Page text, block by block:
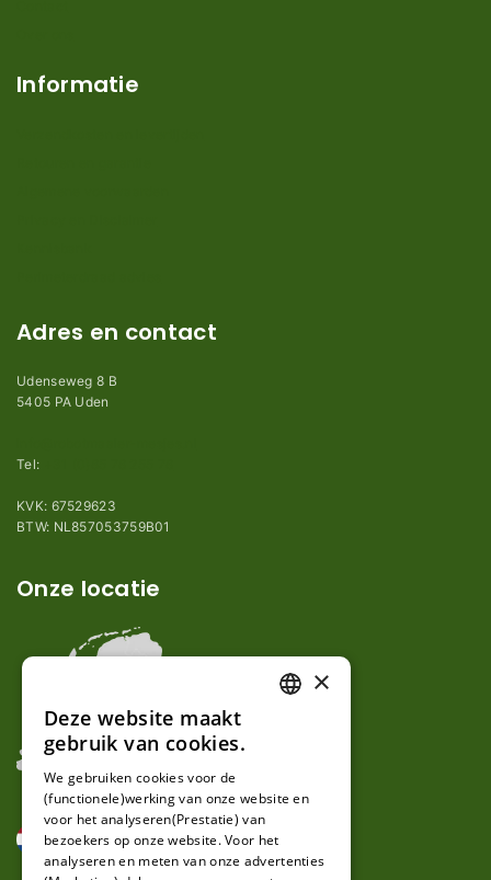
Informatie
Adres en contact
Udenseweg 8 B
5405 PA Uden
Tel:
KVK: 67529623
BTW: NL857053759B01
Onze locatie
GERMAN
×
Deze website maakt
gebruik van cookies.
We gebruiken cookies voor de
(functionele)werking van onze website en
voor het analyseren(Prestatie) van
bezoekers op onze website. Voor het
analyseren en meten van onze advertenties